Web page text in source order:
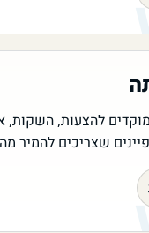
להצעות, השקות,
שצריכים להמיר